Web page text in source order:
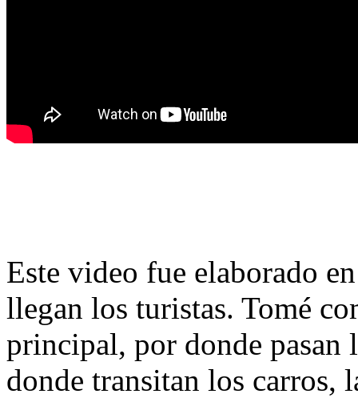
Este video fue elaborado
llegan los turistas. Tomé
principal, por donde pasan
donde transitan los carros,